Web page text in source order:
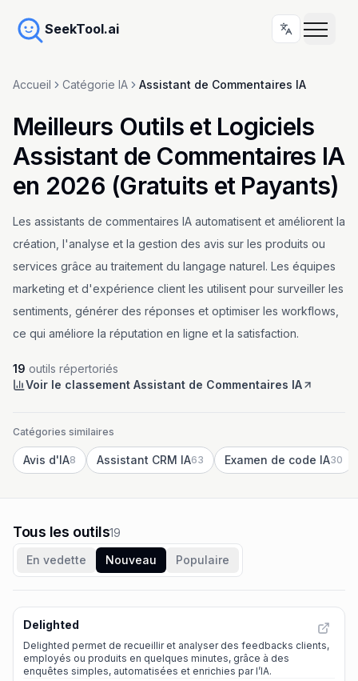
SeekTool.ai
Accueil Catégorie IA Assistant de Commentaires IA
Meilleurs Outils et Logiciels
Assistant de Commentaires IA
en 2026 (Gratuits et Payants)
Les assistants de commentaires IA automatisent et améliorent la
création, l'analyse et la gestion des avis sur les produits ou
services grâce au traitement du langage naturel. Les équipes
marketing et d'expérience client les utilisent pour surveiller les
sentiments, générer des réponses et optimiser les workflows,
ce qui améliore la réputation en ligne et la satisfaction.
19 outils répertoriés
Voir le classement Assistant de Commentaires IA
Catégories similaires
Avis d'IA8 Assistant CRM IA63 Examen de code IA30
Tous les outils19
En vedette
Nouveau Populaire
Delighted
Delighted permet de recueillir et analyser des feedbacks clients,
employés ou produits en quelques minutes, grâce à des
enquêtes simples, automatisées et enrichies par l’IA.